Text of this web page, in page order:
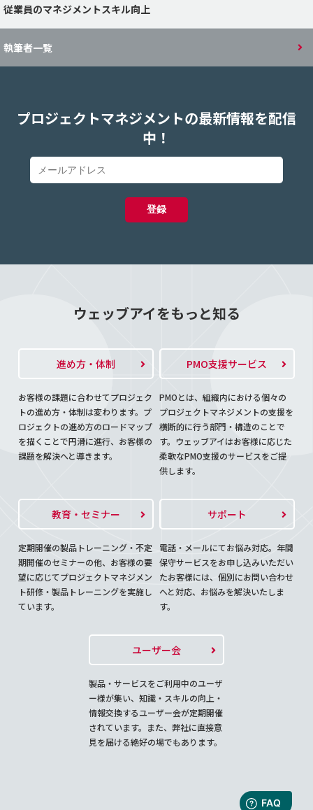
従業員のマネジメントスキル向上
執筆者一覧
プロジェクトマネジメントの最新情報を配信
中！
ウェッブアイをもっと知る
進め方・体制
お客様の課題に合わせてプロジェク
トの進め方・体制は変わります。プ
ロジェクトの進め方のロードマップ
を描くことで円滑に進行、お客様の
課題を解決へと導きます。
PMO支援サービス
PMOとは、組織内における個々の
プロジェクトマネジメントの支援を
横断的に行う部門・構造のことで
す。ウェッブアイはお客様に応じた
柔軟なPMO支援のサービスをご提
供します。
教育・セミナー
定期開催の製品トレーニング・不定
期開催のセミナーの他、お客様の要
望に応じてプロジェクトマネジメン
ト研修・製品トレーニングを実施し
ています。
サポート
電話・メールにてお悩み対応。年間
保守サービスをお申し込みいただい
たお客様には、個別にお問い合わせ
へと対応、お悩みを解決いたしま
す。
ユーザー会
製品・サービスをご利用中のユーザ
ー様が集い、知識・スキルの向上・
情報交換するユーザー会が定期開催
されています。また、弊社に直接意
見を届ける絶好の場でもあります。